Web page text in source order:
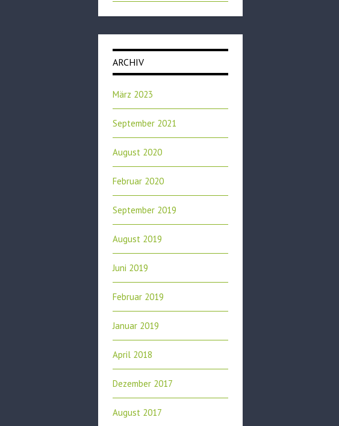
ARCHIV
März 2023
September 2021
August 2020
Februar 2020
September 2019
August 2019
Juni 2019
Februar 2019
Januar 2019
April 2018
Dezember 2017
August 2017